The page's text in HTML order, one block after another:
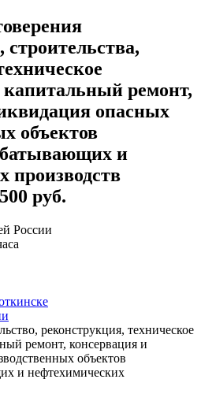
капитальный ремонт,
опасных
объектов
и
производств
руб.
России
реконструкция, техническое
ремонт, консервация и
объектов
и нефтехимических